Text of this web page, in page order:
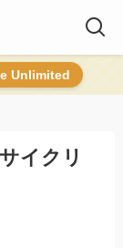
Unlimited
イクリ